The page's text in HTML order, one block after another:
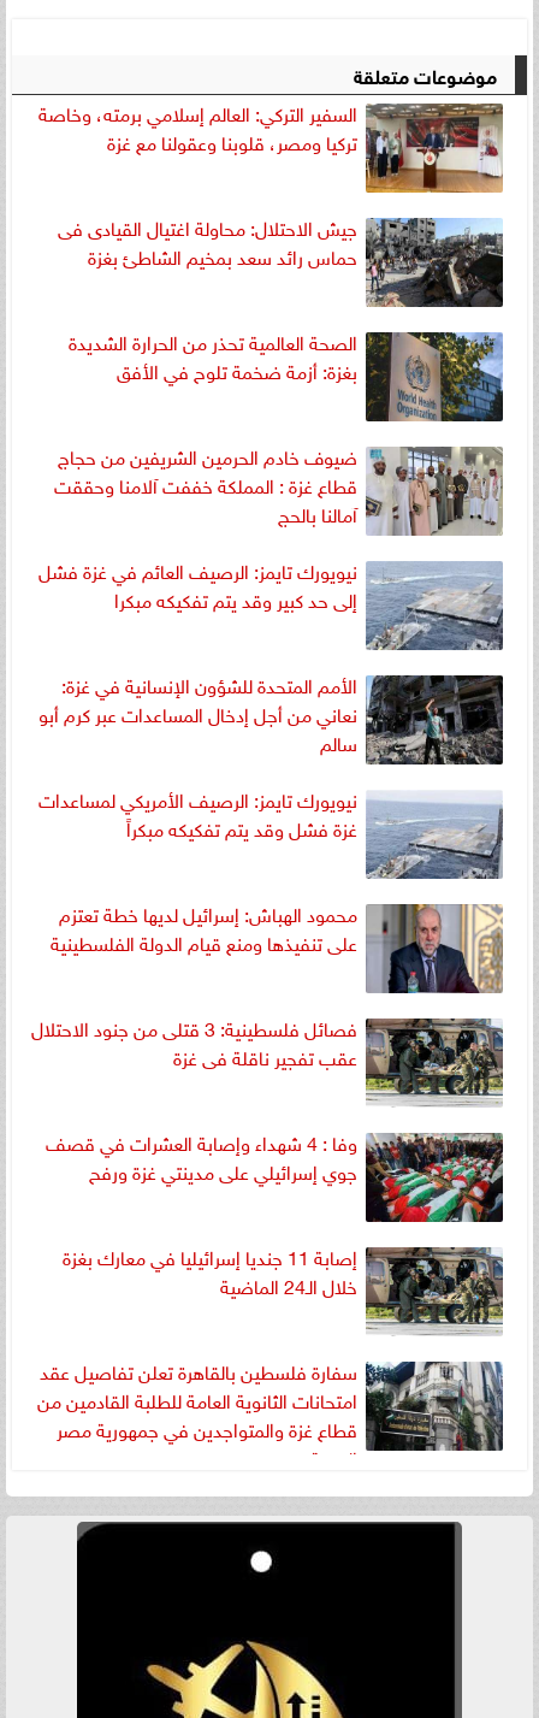
موضوعات متعلقة
السفير التركي: العالم إسلامي برمته، وخاصة
تركيا ومصر، قلوبنا وعقولنا مع غزة
جيش الاحتلال: محاولة اغتيال القيادى فى
حماس رائد سعد بمخيم الشاطئ بغزة
الصحة العالمية تحذر من الحرارة الشديدة
بغزة: أزمة ضخمة تلوح في الأفق
ضيوف خادم الحرمين الشريفين من حجاج
قطاع غزة : المملكة خففت آلامنا وحققت
آمالنا بالحج
نيويورك تايمز: الرصيف العائم في غزة فشل
إلى حد كبير وقد يتم تفكيكه مبكرا
الأمم المتحدة للشؤون الإنسانية في غزة:
نعاني من أجل إدخال المساعدات عبر كرم أبو
سالم
نيويورك تايمز: الرصيف الأمريكي لمساعدات
غزة فشل وقد يتم تفكيكه مبكراً
محمود الهباش: إسرائيل لديها خطة تعتزم
على تنفيذها ومنع قيام الدولة الفلسطينية
فصائل فلسطينية: 3 قتلى من جنود الاحتلال
عقب تفجير ناقلة فى غزة
وفا : 4 شهداء وإصابة العشرات في قصف
جوي إسرائيلي على مدينتي غزة ورفح
إصابة 11 جنديا إسرائيليا في معارك بغزة
خلال الـ24 الماضية
سفارة فلسطين بالقاهرة تعلن تفاصيل عقد
امتحانات الثانوية العامة للطلبة القادمين من
قطاع غزة والمتواجدين في جمهورية مصر
العربية